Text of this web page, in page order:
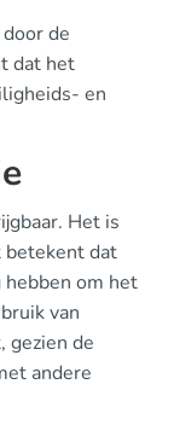
de
dat het
en
Het is
betekent dat
om het
van
gezien de
andere